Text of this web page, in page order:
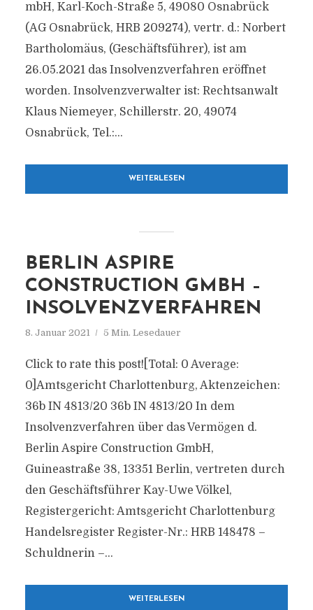
mbH, Karl-Koch-Straße 5, 49080 Osnabrück
(AG Osnabrück, HRB 209274), vertr. d.: Norbert
Bartholomäus, (Geschäftsführer), ist am
26.05.2021 das Insolvenzverfahren eröffnet
worden. Insolvenzverwalter ist: Rechtsanwalt
Klaus Niemeyer, Schillerstr. 20, 49074
Osnabrück, Tel.:...
WEITERLESEN
BERLIN ASPIRE
CONSTRUCTION GMBH –
INSOLVENZVERFAHREN
8. Januar 2021 5 Min. Lesedauer
Click to rate this post![Total: 0 Average:
0]Amtsgericht Charlottenburg, Aktenzeichen:
36b IN 4813/20 36b IN 4813/20 In dem
Insolvenzverfahren über das Vermögen d.
Berlin Aspire Construction GmbH,
Guineastraße 38, 13351 Berlin, vertreten durch
den Geschäftsführer Kay-Uwe Völkel,
Registergericht: Amtsgericht Charlottenburg
Handelsregister Register-Nr.: HRB 148478 –
Schuldnerin –...
WEITERLESEN